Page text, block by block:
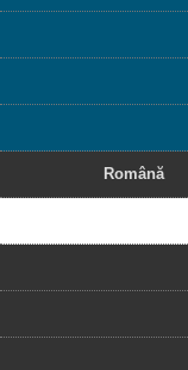
Română